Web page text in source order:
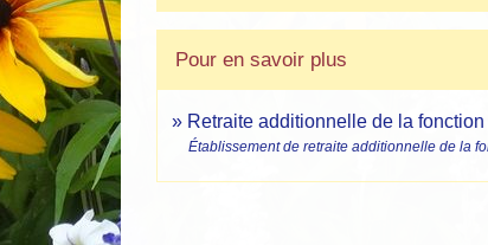
Pour en savoir plus
Retraite additionnelle de la
Établissement de retraite additionnelle de la